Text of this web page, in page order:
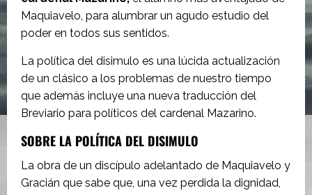
Maquiavelo, para alumbrar un agudo estudio del
poder en todos sus sentidos.
La política del disimulo es una lúcida actualización
de un clásico a los problemas de nuestro tiempo
que además incluye una nueva traducción del
Breviario para políticos del cardenal Mazarino.
SOBRE LA POLÍTICA DEL DISIMULO
La obra de un discípulo adelantado de Maquiavelo y
Gracián que sabe que, una vez perdida la dignidad,